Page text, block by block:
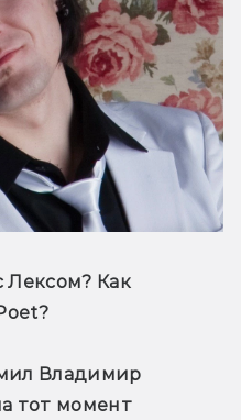
Лексом? Как
Владимир
тот момент